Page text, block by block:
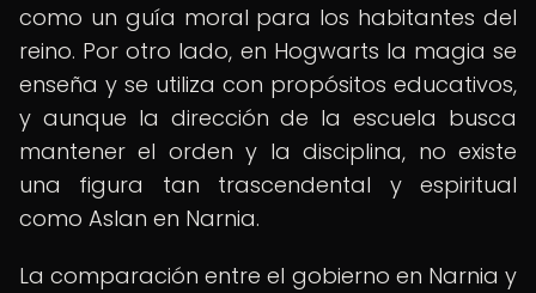
como un guía moral para los habitantes del
reino. Por otro lado, en Hogwarts la magia se
enseña y se utiliza con propósitos educativos,
y aunque la dirección de la escuela busca
mantener el orden y la disciplina, no existe
una figura tan trascendental y espiritual
como Aslan en Narnia.
La comparación entre el gobierno en Narnia y